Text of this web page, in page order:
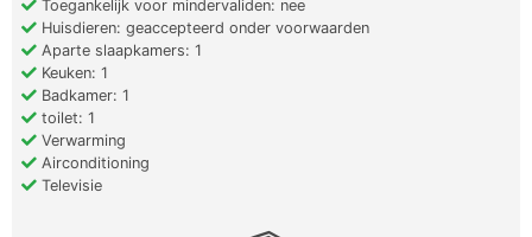
Toegankelijk voor mindervaliden: nee
Huisdieren: geaccepteerd onder voorwaarden
Aparte slaapkamers: 1
Keuken: 1
Badkamer: 1
toilet: 1
Verwarming
Airconditioning
Televisie